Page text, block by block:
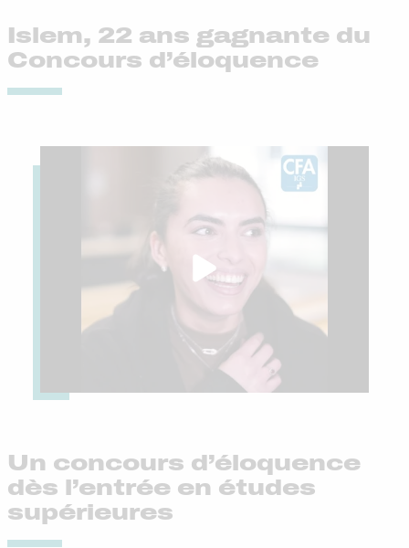
Islem, 22 ans gagnante du
Concours d’éloquence
Un concours d’éloquence
dès l’entrée en études
supérieures